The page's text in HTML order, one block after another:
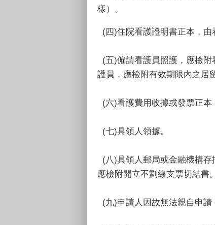
樣）。
(四)住院看護證明書正本，由
(五)僱請看護員照護，應檢
護員，應檢附有效期限內之居
(六)看護費用收據或發票正本
(七)具領人領據。
(八)具領人郵局或金融機構存
應檢附開立不劃線支票切結書。
(九)申請人因故無法親自申請